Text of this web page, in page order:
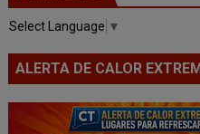
Select Language ▼
ALERTA DE CALOR